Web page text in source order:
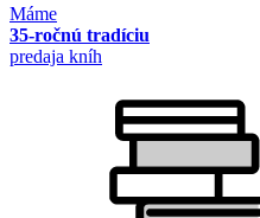
Máme
35-ročnú tradíciu
predaja kníh